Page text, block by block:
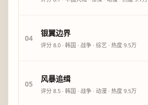
04
银翼边界
评分 8.0 · 韩国 · 战争 · 综艺 · 热度 9.5万
05
风暴追缉
评分 8.5 · 韩国 · 战争 · 动漫 · 热度 9.5万